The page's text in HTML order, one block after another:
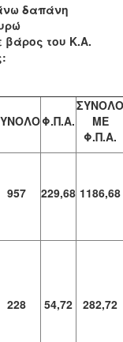
δαπάνη
βάρος του Κ.Α.
Φ.Π.Α.
ΣΥΝΟΛΟ
ΜΕ
Φ.Π.Α.
957 229,68 1186,68
228 54,72 282,72